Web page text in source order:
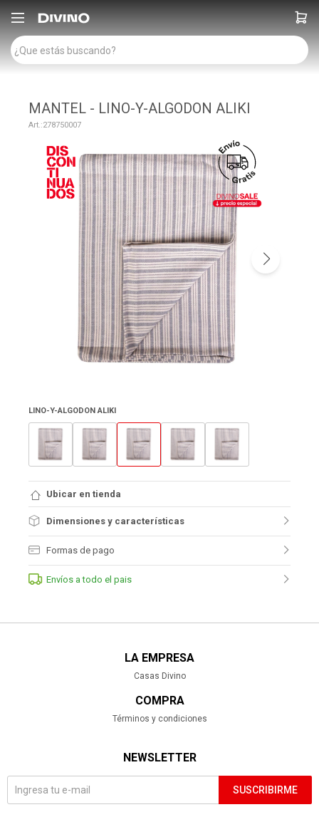

MANTEL - LINO-Y-ALGODON ALIKI
278750007
LINO-Y-ALGODON ALIKI
Ubicar en tienda
Dimensiones y características
Formas de pago
Envíos a todo el pais
LA EMPRESA
Casas Divino
COMPRA
Términos y condiciones
NEWSLETTER
SUSCRIBIRME